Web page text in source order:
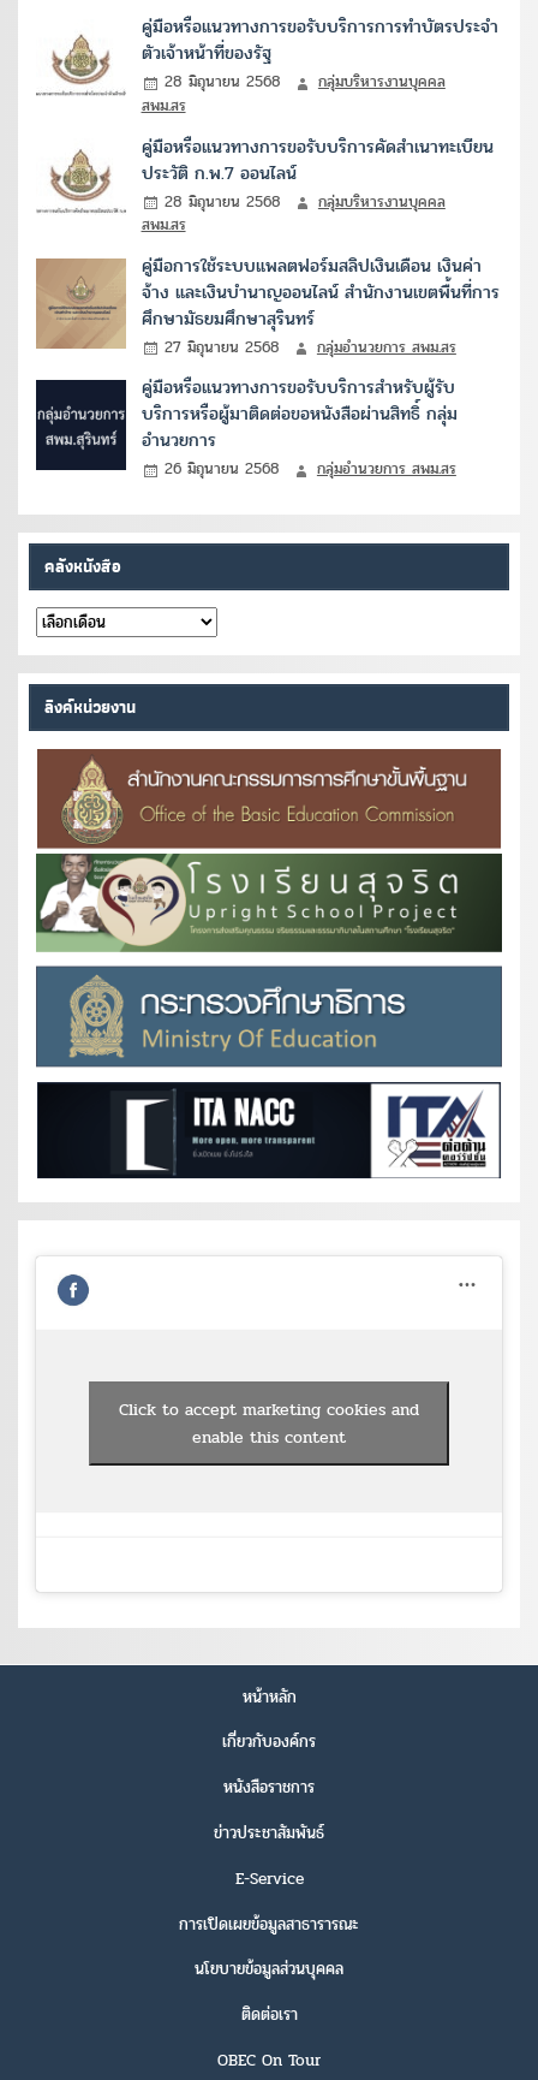
คู่มือหรือแนวทางการขอรับบริการการทำบัตรประจำ
ตัวเจ้าหน้าที่ของรัฐ
28 มิถุนายน 2568
กลุ่มบริหารงานบุคคล
สพม.สร
คู่มือหรือแนวทางการขอรับบริการคัดสำเนาทะเบียน
ประวัติ ก.พ.7 ออนไลน์
28 มิถุนายน 2568
กลุ่มบริหารงานบุคคล
สพม.สร
คู่มือการใช้ระบบแพลตฟอร์มสลิปเงินเดือน เงินค่า
จ้าง และเงินบำนาญออนไลน์ สำนักงานเขตพื้นที่การ
ศึกษามัธยมศึกษาสุรินทร์
27 มิถุนายน 2568 กลุ่มอำนวยการ สพม.สร
คู่มือหรือแนวทางการขอรับบริการสำหรับผู้รับ
บริการหรือผู้มาติดต่อขอหนังสือผ่านสิทธิ์ กลุ่ม
อำนวยการ
26 มิถุนายน 2568 กลุ่มอำนวยการ สพม.สร
คลังหนังสือ
คลัง
หนังสือ
ลิงค์หน่วยงาน
Click to accept marketing cookies and
enable this content
หน้าหลัก
เกี่ยวกับองค์กร
หนังสือราชการ
ข่าวประชาสัมพันธ์
E-Service
การเปิดเผยข้อมูลสาธารารณะ
นโยบายข้อมูลส่วนบุคคล
ติดต่อเรา
OBEC On Tour